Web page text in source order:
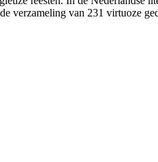
verzameling van 231 virtuoze